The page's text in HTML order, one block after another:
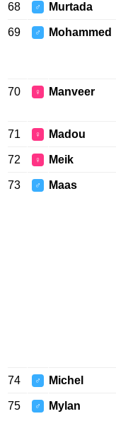
68 ♂ Murtada
69 ♂ Mohammed
70 ♀ Manveer
71 ♀ Madou
72 ♀ Meik
73 ♂ Maas
74 ♂ Michel
75 ♂ Mylan